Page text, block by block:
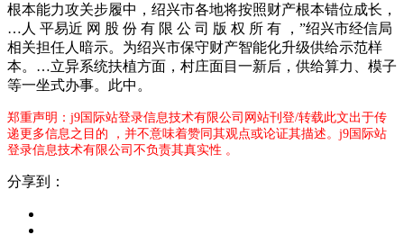
根本能力攻关步履中，绍兴市各地将按照财产根本错位成长，
…人 平易近 网 股 份 有 限 公 司 版 权 所 有 ，”绍兴市经信局
相关担任人暗示。为绍兴市保守财产智能化升级供给示范样
本。…立异系统扶植方面，村庄面目一新后，供给算力、模子
等一坐式办事。此中。
郑重声明：j9国际站登录信息技术有限公司网站刊登/转载此文出于传
递更多信息之目的 ，并不意味着赞同其观点或论证其描述。j9国际站
登录信息技术有限公司不负责其真实性 。
分享到：